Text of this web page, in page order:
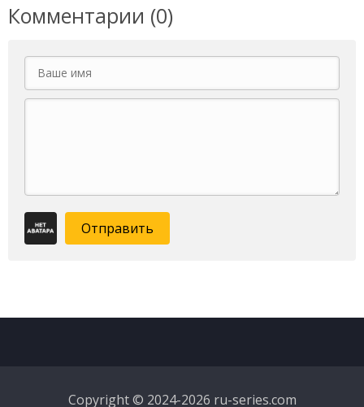
Комментарии (0)
Отправить
Copyright © 2024-2026 ru-series.com